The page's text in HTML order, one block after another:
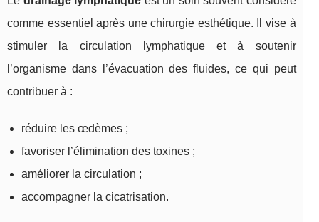
comme essentiel après une chirurgie esthétique. Il vise à
stimuler la circulation lymphatique et à soutenir
l’organisme dans l’évacuation des fluides, ce qui peut
contribuer à :
réduire les œdèmes ;
favoriser l’élimination des toxines ;
améliorer la circulation ;
accompagner la cicatrisation.